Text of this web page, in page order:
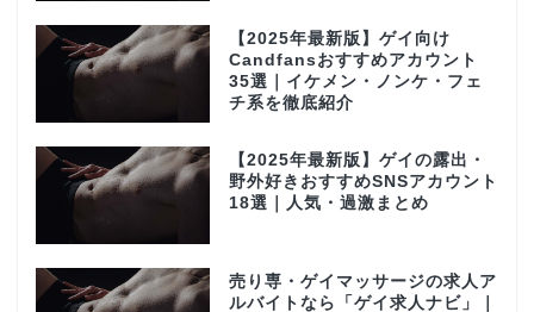
【2025年最新版】ゲイ向け
Candfansおすすめアカウント
35選｜イケメン・ノンケ・フェ
チ系を徹底紹介
【2025年最新版】ゲイの露出・
野外好きおすすめSNSアカウント
18選｜人気・過激まとめ
売り専・ゲイマッサージの求人ア
ルバイトなら「ゲイ求人ナビ」｜